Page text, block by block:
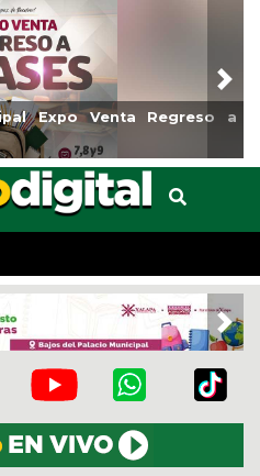
Alberca Semiolímpica Zona